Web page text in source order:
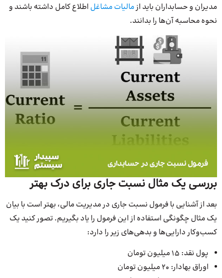
مدیران و حسابداران باید ازمالیات مشاغل اطلاع کامل داشته باشند و
نحوه محاسبه آن‌ها را بدانند.
بررسی یک مثال نسبت جاری برای درک بهتر
بعد از آشنایی با فرمول نسبت جاری در مدیریت مالی، بهتر است با بیان
یک مثال چگونگی استفاده از این فرمول را یاد بگیریم. تصور کنید یک
کسب‌وکار دارایی‌ها و بدهی‌های زیر را دارد:
پول نقد: 15 میلیون تومان
اوراق بهادار: 20 میلیون تومان